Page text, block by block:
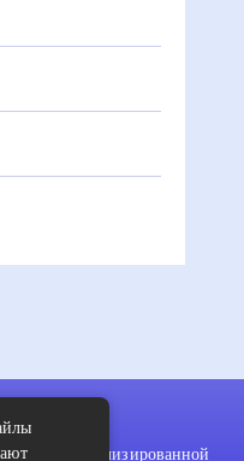
персонализированной